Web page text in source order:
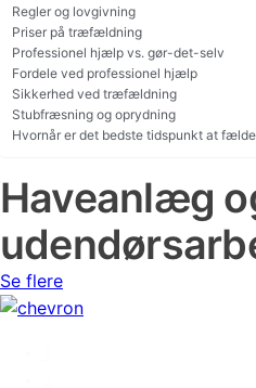
Regler og lovgivning
Priser på træfældning
Professionel hjælp vs. gør-det-selv
Fordele ved professionel hjælp
Sikkerhed ved træfældning
Stubfræsning og oprydning
Hvornår er det bedste tidspunkt at
Haveanlæg
Se flere